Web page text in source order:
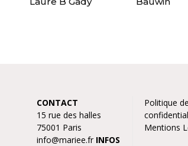
CONTACT
15 rue des halles
75001 Paris
info@mariee.fr INFOS
Politique de
Mentions